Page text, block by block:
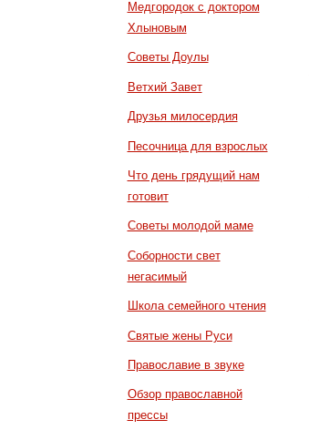
Медгородок с доктором
Хлыновым
Советы Доулы
Ветхий Завет
Друзья милосердия
Песочница для взрослых
Что день грядущий нам
готовит
Советы молодой маме
Соборности свет
негасимый
Школа семейного чтения
Святые жены Руси
Православие в звуке
Обзор православной
прессы